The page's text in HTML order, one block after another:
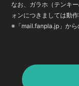
なお、ガラホ（テンキ
ォンにつきましては動
※「mail.fanpla.jp」から